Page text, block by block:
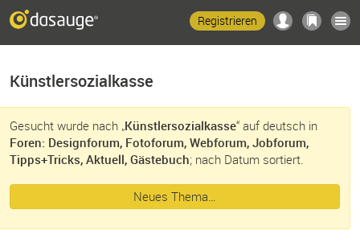
Registrieren
Künstlersozialkasse
Gesucht wurde nach „Künstlersozialkasse“ auf deutsch in
Foren: Designforum, Fotoforum, Webforum, Jobforum,
Tipps+Tricks, Aktuell, Gästebuch; nach Datum sortiert.
Neues Thema…